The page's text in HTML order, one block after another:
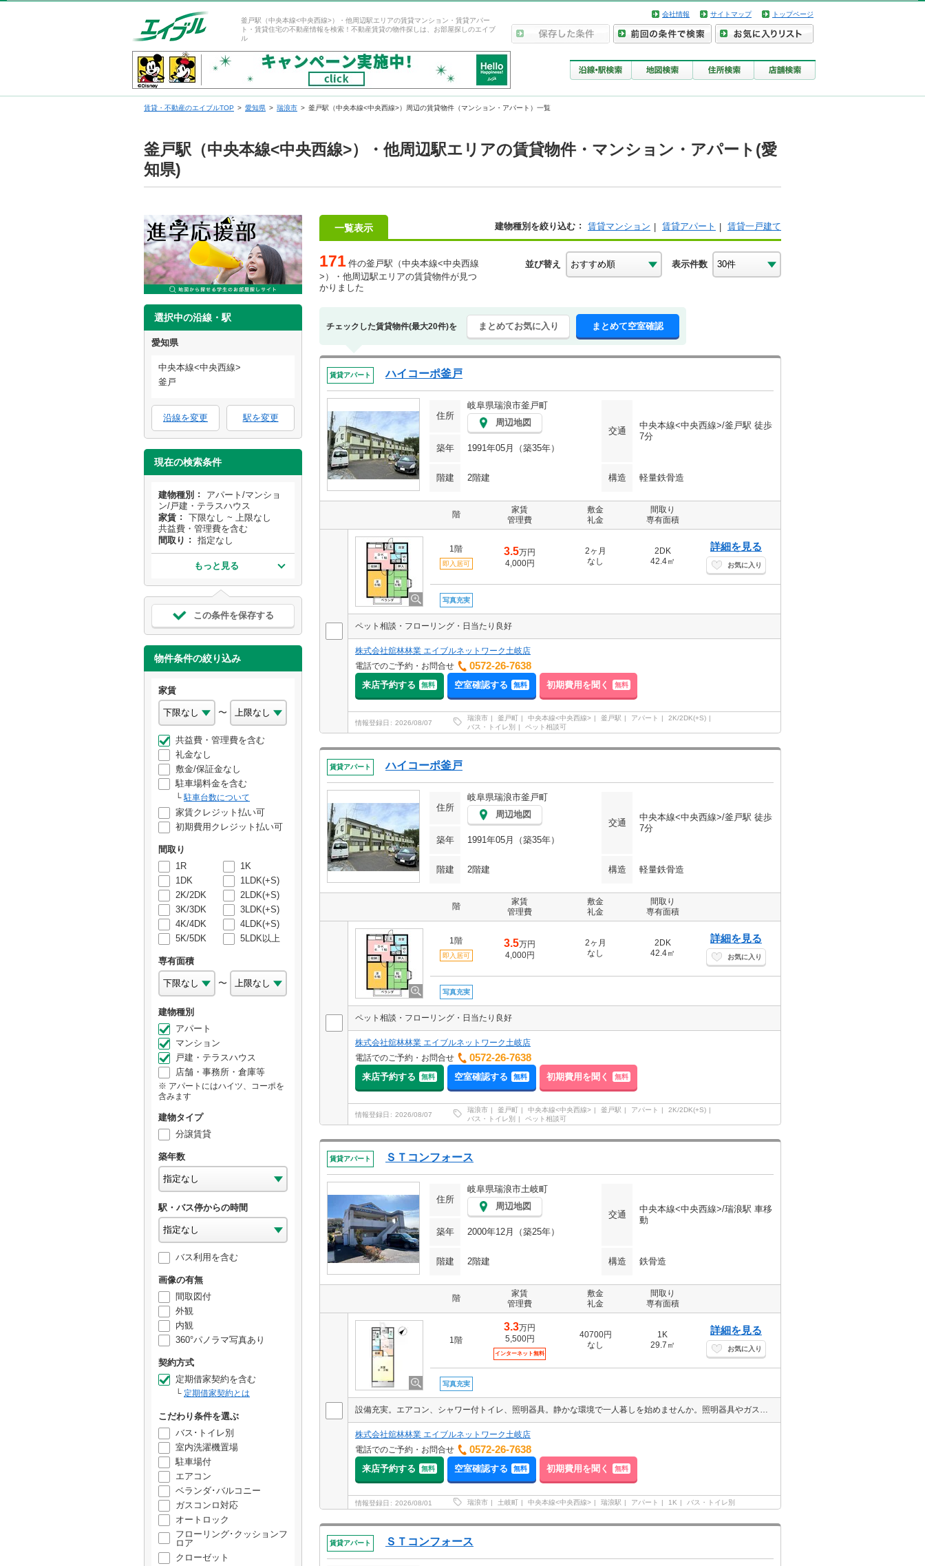
釜戸駅（中央本線<中央西線>）・他周辺駅エリアの賃貸マンション・賃貸アパー
ト・賃貸住宅の不動産情報を検索！不動産賃貸の物件探しは、お部屋探しのエイブ
ル
会社情報 サイトマップ トップページ
賃貸・不動産のエイブルTOP 愛知県 瑞浪市 釜戸駅（中央本線<中央西線>）周辺の賃貸物件（マンション・アパート）一覧
釜戸駅（中央本線<中央西線>）・他周辺駅エリアの賃貸物件・マンション・アパート(愛
知県)
選択中の沿線・駅
愛知県
中央本線<中央西線>
釜戸
沿線を変更 駅を変更
現在の検索条件
建物種別
アパート/マンショ
ン/戸建・テラスハウス
家賃
下限なし ~ 上限なし
共益費・管理費を含む
間取り
指定なし
もっと見る
この条件を保存する
物件条件の絞り込み
家賃
〜
共益費・管理費を含む
礼金なし
敷金/保証金なし
駐車場料金を含む
駐車台数について
家賃クレジット払い可
初期費用クレジット払い可
間取り
1R
1K
1DK
1LDK(+S)
2K/2DK
2LDK(+S)
3K/3DK
3LDK(+S)
4K/4DK
4LDK(+S)
5K/5DK
5LDK以上
専有面積
〜
建物種別
アパート
マンション
戸建・テラスハウス
店舗・事務所・倉庫等
アパートにはハイツ、コーポを
含みます
建物タイプ
分譲賃貸
築年数
駅・バス停からの時間
バス利用を含む
画像の有無
間取図付
外観
内観
360°パノラマ写真あり
契約方式
定期借家契約を含む
定期借家契約とは
こだわり条件を選ぶ
バス･トイレ別
室内洗濯機置場
駐車場付
エアコン
ベランダ･バルコニー
ガスコンロ対応
オートロック
フローリング･クッションフ
ロア
クローゼット
一覧表示 建物種別を絞り込む 賃貸マンション 賃貸アパート 賃貸一戸建て
171 件の釜戸駅（中央本線<中央西線
>）・他周辺駅エリアの賃貸物件が見つ
かりました
並び替え 表示件数
チェックした賃貸物件(最大20件)を まとめてお気に入り まとめて空室確認
賃貸アパート ハイコーポ釜戸
住所
岐阜県瑞浪市釜戸町
周辺地図
交通
中央本線<中央西線>/釜戸駅 徒歩
7分
築年
1991年05月（築35年）
階建 2階建 構造 軽量鉄骨造
階
家賃
管理費
敷金
礼金
間取り
専有面積
1階
即入居可
3.5万円
4,000円
2ヶ月
なし
2DK
42.4㎡
詳細を見る
お気に入り
写真充実
ペット相談・フローリング・日当たり良好
株式会社舘林林業 エイブルネットワーク土岐店
電話でのご予約・お問合せ
0572-26-7638
来店予約する 無料 空室確認する 無料 初期費用を聞く 無料
情報登録日 2026/08/07
瑞浪市 釜戸町 中央本線<中央西線> 釜戸駅 アパート
2K/2DK(+S)
バス・トイレ別
ペット相談可
賃貸アパート ハイコーポ釜戸
住所
岐阜県瑞浪市釜戸町
周辺地図
交通
中央本線<中央西線>/釜戸駅 徒歩
7分
築年
1991年05月（築35年）
階建 2階建 構造 軽量鉄骨造
階
家賃
管理費
敷金
礼金
間取り
専有面積
1階
即入居可
3.5万円
4,000円
2ヶ月
なし
2DK
42.4㎡
詳細を見る
お気に入り
写真充実
ペット相談・フローリング・日当たり良好
株式会社舘林林業 エイブルネットワーク土岐店
電話でのご予約・お問合せ
0572-26-7638
来店予約する 無料 空室確認する 無料 初期費用を聞く 無料
情報登録日 2026/08/07
瑞浪市 釜戸町 中央本線<中央西線> 釜戸駅 アパート
2K/2DK(+S)
バス・トイレ別
ペット相談可
賃貸アパート ＳＴコンフォース
住所
岐阜県瑞浪市土岐町
周辺地図
交通
中央本線<中央西線>/瑞浪駅 車移
動
築年
2000年12月（築25年）
階建 2階建 構造 鉄骨造
階
家賃
管理費
敷金
礼金
間取り
専有面積
1階
3.3万円
5,500円
インターネット無料
40700円
なし
1K
29.7㎡
詳細を見る
お気に入り
写真充実
設備充実。エアコン、シャワー付トイレ、照明器具。静かな環境で一人暮しを始めませんか。照明器具やガスコンロなどの必要な設備付き、静かな郊外でゆったり暮らしませんか。南向き, 角部屋, インターネット使用料無料, Wi-fi対応, 室内洗濯機置場, 独立洗面所, シャワー付トイレ, ガスコンロ, 照明器具, バス・トイレ別
株式会社舘林林業 エイブルネットワーク土岐店
電話でのご予約・お問合せ
0572-26-7638
来店予約する 無料 空室確認する 無料 初期費用を聞く 無料
情報登録日 2026/08/01 瑞浪市 土岐町 中央本線<中央西線> 瑞浪駅 アパート 1K バス・トイレ別
賃貸アパート ＳＴコンフォース